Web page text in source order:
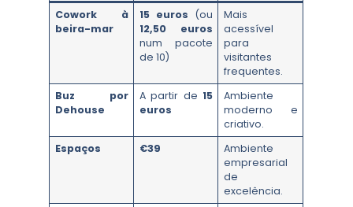
Cowork à
beira-mar
15 euros (ou
12,50 euros
num pacote
de 10)
Mais
acessível
para
visitantes
frequentes.
Buz por
Dehouse
A partir de 15
euros
Ambiente
moderno e
criativo.
Espaços
€39
Ambiente
empresarial
de
excelência.